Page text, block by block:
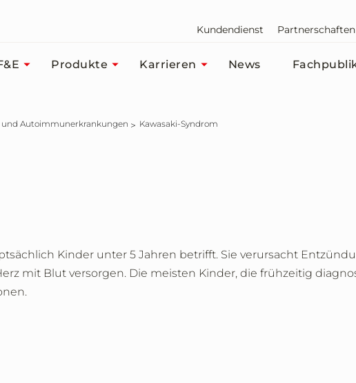
Kundendienst Partnerschaften
Produkte Karrieren News
Autoimmunerkrankungen Kawasaki-Syndrom
Kinder unter 5 Jahren betrifft. Sie verursacht
mit Blut versorgen. Die meisten Kinder, die frühzeitig